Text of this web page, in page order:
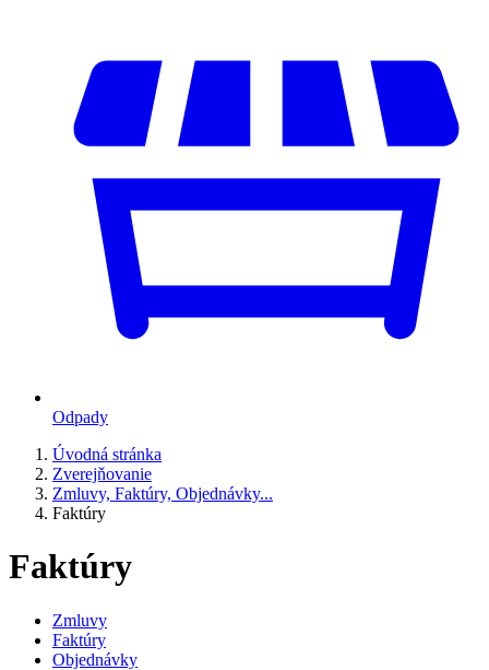
Odpady
Úvodná stránka
Zverejňovanie
Zmluvy, Faktúry, Objednávky...
Faktúry
Faktúry
Zmluvy
Faktúry
Objednávky